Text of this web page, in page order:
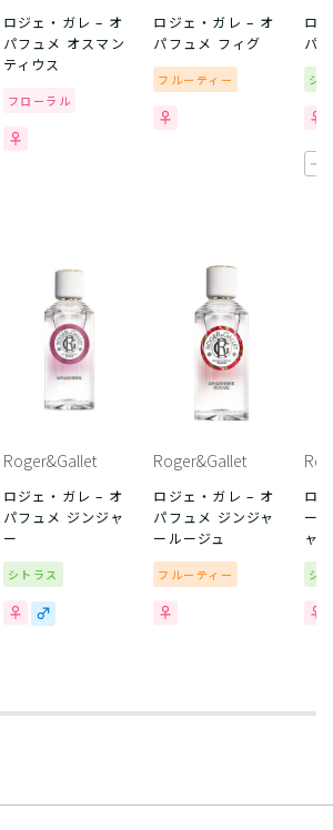
ロジェ・ガレ – オ
パフュメ オスマン
ティウス
フローラル
ロジェ・ガレ – オ
パフュメ フィグ
フルーティー
ロ
パ
シ
一
Roger&Gallet
ロジェ・ガレ – オ
パフュメ ジンジャ
ー
シトラス
Roger&Gallet
ロジェ・ガレ – オ
パフュメ ジンジャ
ールージュ
フルーティー
ロ
ー
ャ
シ